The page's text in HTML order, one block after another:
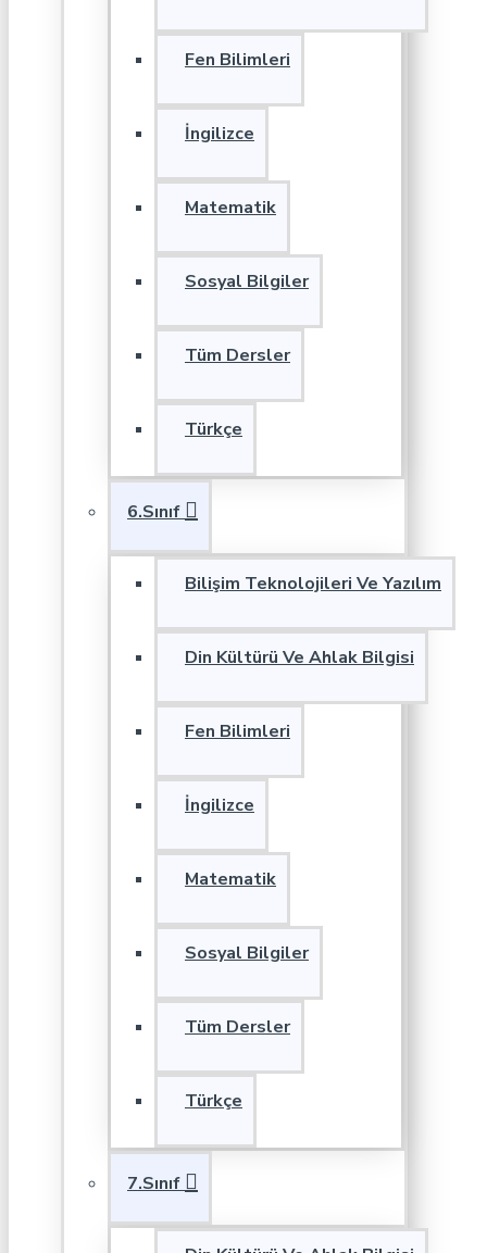
Fen Bilimleri
İngilizce
Matematik
Sosyal Bilgiler
Tüm Dersler
Türkçe
6.Sınıf
Bilişim Teknolojileri Ve Yazılım
Din Kültürü Ve Ahlak Bilgisi
Fen Bilimleri
İngilizce
Matematik
Sosyal Bilgiler
Tüm Dersler
Türkçe
7.Sınıf